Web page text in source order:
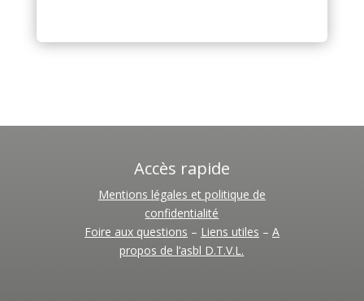
Accès rapide
Mentions légales et politique de
confidentialité
Foire aux questions – Liens utiles – A
propos de l’asbl D.T.V.L.